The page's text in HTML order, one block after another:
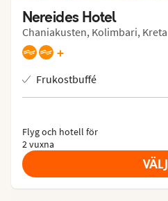
Nereides Hotel
Chaniakusten, Kolimbari, Kreta
+
Frukostbuffé
Flyg och hotell för
2 vuxna
VÄLJ